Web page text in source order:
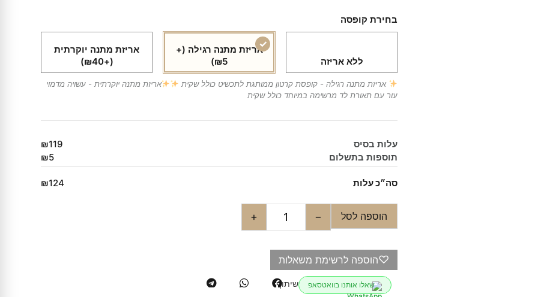
בחירת קופסה
ללא אריזה
אריזת מתנה רגילה (+
₪5)
אריזת מתנה יוקרתית
(+₪40)
אריזת מתנה רגילה - קופסת קרטון ממותגת לתכשיט כולל שקית
אריזת מתנה יוקרתית - עשויה מדמוי
עור עם תאורת לד מרשימה במיוחד כולל שקית
עלות בסיס
₪119
תוספות בתשלום
₪5
סה״כ עלות ₪124
−
+ הוספה לסל
♡הוספה לרשימת משאלות
שאלו אותנו בוואטסאפ שיתוף